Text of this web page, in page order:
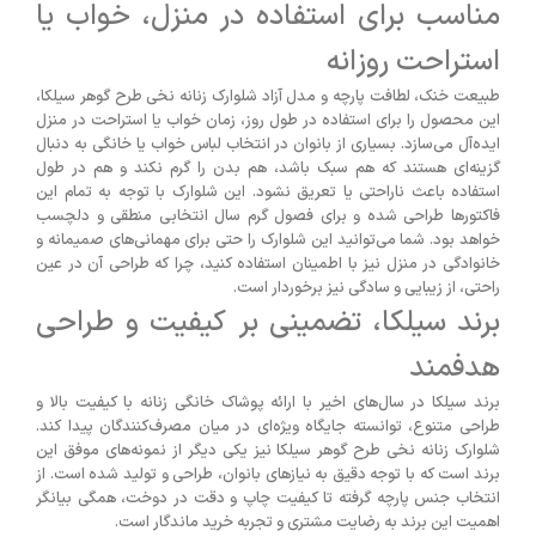
مناسب برای استفاده در منزل، خواب یا
استراحت روزانه
طبیعت خنک، لطافت پارچه و مدل آزاد شلوارک زنانه نخی طرح گوهر سیلکا،
این محصول را برای استفاده در طول روز، زمان خواب یا استراحت در منزل
ایده‌آل می‌سازد. بسیاری از بانوان در انتخاب لباس خواب یا خانگی به دنبال
گزینه‌ای هستند که هم سبک باشد، هم بدن را گرم نکند و هم در طول
استفاده باعث ناراحتی یا تعریق نشود. این شلوارک با توجه به تمام این
فاکتورها طراحی شده و برای فصول گرم سال انتخابی منطقی و دلچسب
خواهد بود. شما می‌توانید این شلوارک را حتی برای مهمانی‌های صمیمانه و
خانوادگی در منزل نیز با اطمینان استفاده کنید، چرا که طراحی آن در عین
راحتی، از زیبایی و سادگی نیز برخوردار است.
برند سیلکا، تضمینی بر کیفیت و طراحی
هدفمند
برند سیلکا در سال‌های اخیر با ارائه پوشاک خانگی زنانه با کیفیت بالا و
طراحی متنوع، توانسته جایگاه ویژه‌ای در میان مصرف‌کنندگان پیدا کند.
شلوارک زنانه نخی طرح گوهر سیلکا نیز یکی دیگر از نمونه‌های موفق این
برند است که با توجه دقیق به نیازهای بانوان، طراحی و تولید شده است. از
انتخاب جنس پارچه گرفته تا کیفیت چاپ و دقت در دوخت، همگی بیانگر
اهمیت این برند به رضایت مشتری و تجربه خرید ماندگار است.